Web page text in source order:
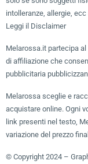
intolleranze, allergie,
Leggi il Disclaimer
Melarossa.it partecipa
di affiliazione che
pubblicitaria
Melarossa sceglie e
acquistare online. Ogni
link presenti nel testo,
variazione del prezzo
© Copyright 2024 –